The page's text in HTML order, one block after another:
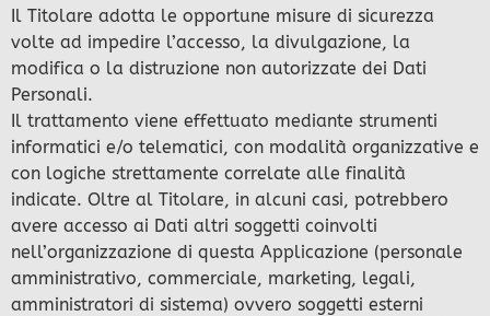
Il Titolare adotta le opportune misure di sicurezza
volte ad impedire l’accesso, la divulgazione, la
modifica o la distruzione non autorizzate dei Dati
Personali.
Il trattamento viene effettuato mediante strumenti
informatici e/o telematici, con modalità organizzative e
con logiche strettamente correlate alle finalità
indicate. Oltre al Titolare, in alcuni casi, potrebbero
avere accesso ai Dati altri soggetti coinvolti
nell’organizzazione di questa Applicazione (personale
amministrativo, commerciale, marketing, legali,
amministratori di sistema) ovvero soggetti esterni